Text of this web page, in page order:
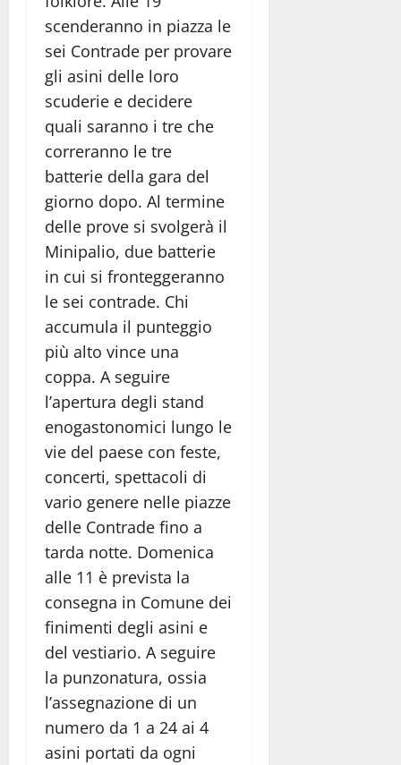
scenderanno in piazza le
sei Contrade per provare
gli asini delle loro
scuderie e decidere
quali saranno i tre che
correranno le tre
batterie della gara del
giorno dopo. Al termine
delle prove si svolgerà il
Minipalio, due batterie
in cui si fronteggeranno
le sei contrade. Chi
accumula il punteggio
più alto vince una
coppa. A seguire
l’apertura degli stand
enogastonomici lungo le
vie del paese con feste,
concerti, spettacoli di
vario genere nelle piazze
delle Contrade fino a
tarda notte. Domenica
alle 11 è prevista la
consegna in Comune dei
finimenti degli asini e
del vestiario. A seguire
la punzonatura, ossia
l’assegnazione di un
numero da 1 a 24 ai 4
asini portati da ogni